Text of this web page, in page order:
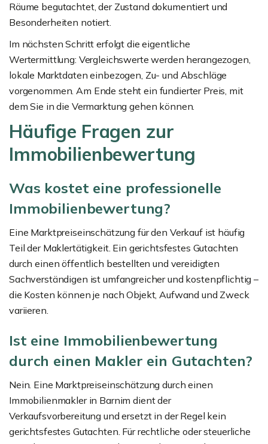
Räume begutachtet, der Zustand dokumentiert und
Besonderheiten notiert.
Im nächsten Schritt erfolgt die eigentliche
Wertermittlung: Vergleichswerte werden herangezogen,
lokale Marktdaten einbezogen, Zu- und Abschläge
vorgenommen. Am Ende steht ein fundierter Preis, mit
dem Sie in die Vermarktung gehen können.
Häufige Fragen zur
Immobilienbewertung
Was kostet eine professionelle
Immobilienbewertung?
Eine Marktpreiseinschätzung für den Verkauf ist häufig
Teil der Maklertätigkeit. Ein gerichtsfestes Gutachten
durch einen öffentlich bestellten und vereidigten
Sachverständigen ist umfangreicher und kostenpflichtig –
die Kosten können je nach Objekt, Aufwand und Zweck
variieren.
Ist eine Immobilienbewertung
durch einen Makler ein Gutachten?
Nein. Eine Marktpreiseinschätzung durch einen
Immobilienmakler in Barnim dient der
Verkaufsvorbereitung und ersetzt in der Regel kein
gerichtsfestes Gutachten. Für rechtliche oder steuerliche